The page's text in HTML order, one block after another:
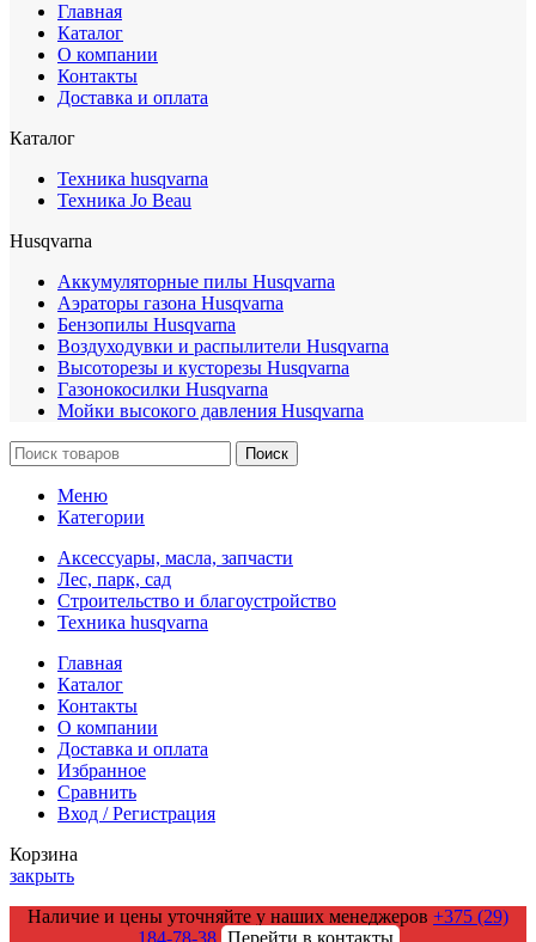
Главная
Каталог
О компании
Контакты
Доставка и оплата
Каталог
Техника husqvarna
Техника Jo Beau
Husqvarna
Аккумуляторные пилы Husqvarna
Аэраторы газона Husqvarna
Бензопилы Husqvarna
Воздуходувки и распылители Husqvarna
Высоторезы и кусторезы Husqvarna
Газонокосилки Husqvarna
Мойки высокого давления Husqvarna
Поиск
Меню
Категории
Аксессуары, масла, запчасти
Лес, парк, сад
Строительство и благоустройство
Техника husqvarna
Главная
Каталог
Контакты
О компании
Доставка и оплата
Избранное
Сравнить
Вход / Регистрация
Корзина
закрыть
Наличие и цены уточняйте у наших менеджеров +375 (29)